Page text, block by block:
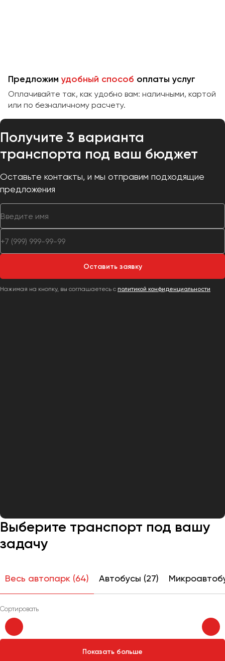
Предложимудобный способ оплаты услуг
Оплачивайте так, как удобно вам: наличными, картой
или по безналичному расчету.
Получите 3 варианта
транспорта под ваш бюджет
Оставьте контакты, и мы отправим подходящие
предложения
Оставить заявку
Нажимая на кнопку, вы соглашаетесь с политикой конфиденциальности
Выберите транспорт под вашу
задачу
Весь автопарк (64) Автобусы (27)
Показать больше
Ялта